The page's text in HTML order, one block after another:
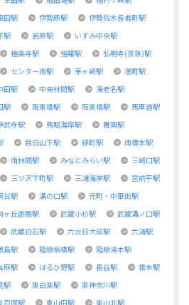
田駅 伊勢原駅
伊勢佐木長者町駅
駅 岩原駅
いずみ中央駅
極楽寺駅 強羅駅
弘明寺(京急)駅
センター南駅 茅ヶ崎駅
港町駅
田駅 中央林間駅
海老名駅
駅 阪東橋駅 阪東橋駅
馬車道駅
武寺駅 馬堀海岸駅
舞岡駅
目白山下駅 緑町駅
南橋本駅
南林間駅 みなとみらい駅
三崎口駅
三ツ沢下町駅 三浦海岸駅
宮前平駅
台駅 溝の口駅
元町・中華街駅
ヶ丘遊園駅 武蔵小杉駅
武蔵溝ノ口駅
武蔵白石駅 六会日大前駅
六浦駅
島駅 箱根板橋駅
箱根湯本駅
麻駅 はるひ野駅 長谷駅
橋本駅
駅 東白楽駅
東神奈川駅
戸塚駅 東山田駅
東山北駅